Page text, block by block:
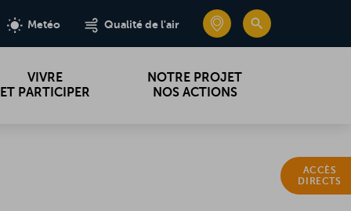
Metéo Qualité de l'air CARTE
Metéo Qualité de l'air CARTE
VIVRE
ET PARTICIPER
NOTRE PROJET
NOS ACTIONS
ACCÈS
DIRECTS